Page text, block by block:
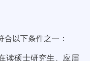
以下条件之一：
读硕士研究生、应届